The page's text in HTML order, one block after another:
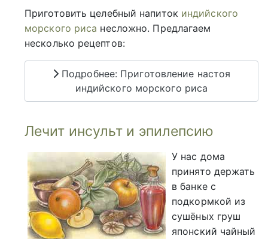
Приготовить целебный напиток индийского
морского риса несложно. Предлагаем
несколько рецептов:
Подробнее: Приготовление настоя
индийского морского риса
Лечит инсульт и эпилепсию
У нас дома
принято держать
в банке с
подкормкой из
сушёных груш
японский чайный